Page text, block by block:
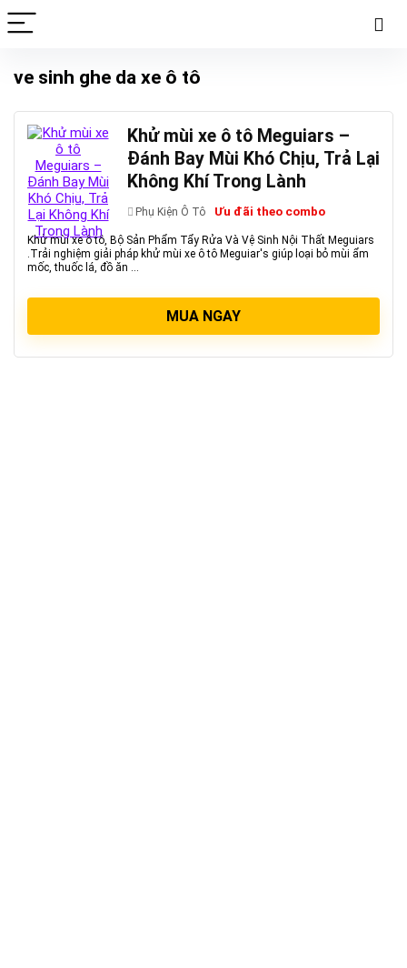
ve sinh ghe da xe ô tô
Khử mùi xe ô tô Meguiars –
Đánh Bay Mùi Khó Chịu, Trả Lại
Không Khí Trong Lành
Phụ Kiện Ô Tô Ưu đãi theo combo
Khử mùi xe ô tô, Bộ Sản Phẩm Tẩy Rửa Và Vệ Sinh Nội Thất Meguiars
.Trải nghiệm giải pháp khử mùi xe ô tô Meguiar's giúp loại bỏ mùi ẩm
mốc, thuốc lá, đồ ăn ...
MUA NGAY